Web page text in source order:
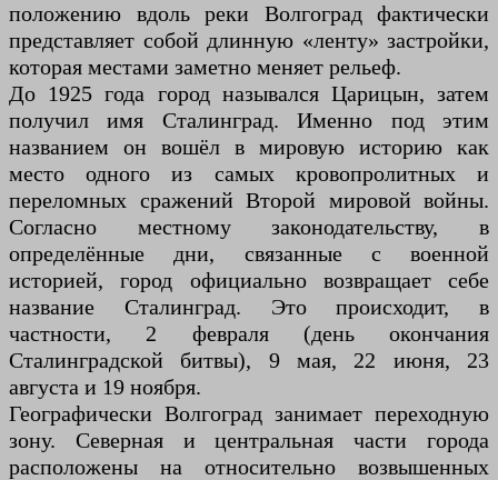
положению вдоль реки Волгоград фактически
представляет собой длинную «ленту» застройки,
которая местами заметно меняет рельеф.
До 1925 года город назывался Царицын, затем
получил имя Сталинград. Именно под этим
названием он вошёл в мировую историю как
место одного из самых кровопролитных и
переломных сражений Второй мировой войны.
Согласно местному законодательству, в
определённые дни, связанные с военной
историей, город официально возвращает себе
название Сталинград. Это происходит, в
частности, 2 февраля (день окончания
Сталинградской битвы), 9 мая, 22 июня, 23
августа и 19 ноября.
Географически Волгоград занимает переходную
зону. Северная и центральная части города
расположены на относительно возвышенных